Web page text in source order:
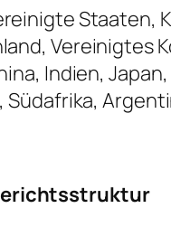
Staaten,
Vereinigtes
Indien,
Südafrika,